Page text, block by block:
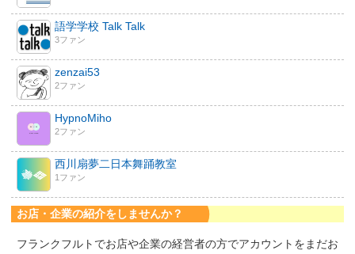
語学学校 Talk Talk
3ファン
zenzai53
2ファン
HypnoMiho
2ファン
西川扇夢二日本舞踊教室
1ファン
お店・企業の紹介をしませんか？
フランクフルトでお店や企業の経営者の方でアカウントをまだお